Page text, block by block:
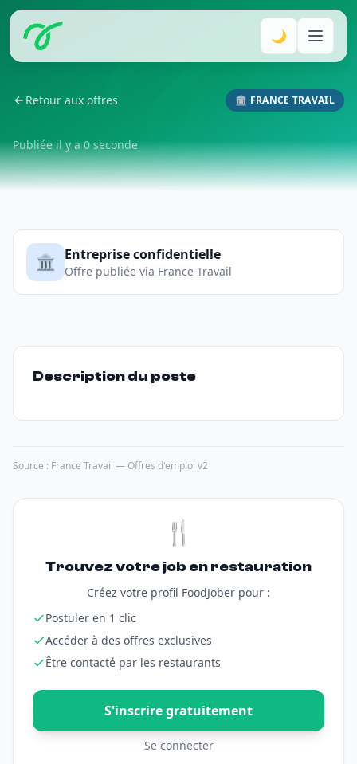
🌙
Retour aux offres 🏛️ FRANCE TRAVAIL
Publiée il y a 0 seconde
🏛️ Entreprise confidentielle
Offre publiée via France Travail
Description du poste
Source : France Travail — Offres d'emploi v2
🍴
Trouvez votre job en restauration
Créez votre profil FoodJober pour :
Postuler en 1 clic
Accéder à des offres exclusives
Être contacté par les restaurants
S'inscrire gratuitement
Se connecter